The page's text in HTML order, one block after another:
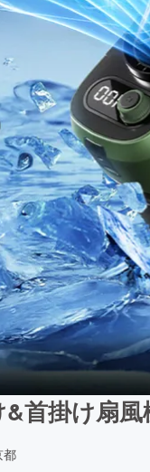
首掛け扇風
都